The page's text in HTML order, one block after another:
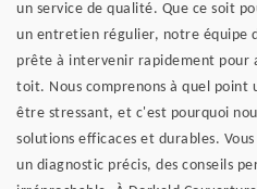
un service de qualité. Que ce soit
un entretien régulier, notre équipe
prête à intervenir rapidement pour
toit. Nous comprenons à quel point
être stressant, et c'est pourquoi
solutions efficaces et durables.
un diagnostic précis, des conseils